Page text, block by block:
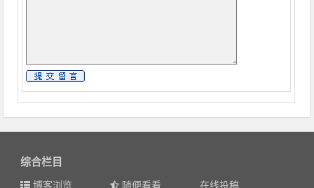
综合栏目
博客浏览 随便看看 在线投稿